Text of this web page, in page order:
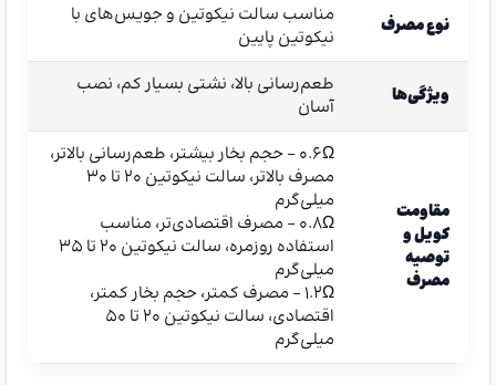
نوع مصرف
مناسب سالت نیکوتین و جویس‌های با
نیکوتین پایین
ویژگی‌ها
طعم‌رسانی بالا، نشتی بسیار کم، نصب
آسان
مقاومت
کویل و
توصیه
مصرف
0.6Ω – حجم بخار بیشتر، طعم‌رسانی بالاتر،
مصرف بالاتر، سالت نیکوتین ۲۰ تا ۳۰
میلی‌گرم
0.8Ω – مصرف اقتصادی‌تر، مناسب
استفاده روزمره، سالت نیکوتین ۲۰ تا ۳۵
میلی‌گرم
1.2Ω – مصرف کمتر، حجم بخار کمتر،
اقتصادی، سالت نیکوتین ۲۰ تا ۵۰
میلی‌گرم